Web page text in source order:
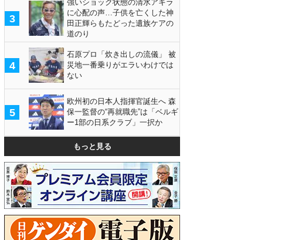
3
強いショック状態の清水アキラ
に心配の声…子供を亡くした神
田正輝らもたどった遺族ケアの
道のり
4
石原プロ「炊き出しの流儀」 被
災地一番乗りがエラいわけでは
ない
5
欧州初の日本人指揮官誕生へ 森
保一監督の“再就職先”は「ベルギ
ー1部の日系クラブ」一択か
もっと見る